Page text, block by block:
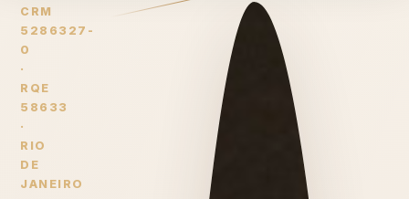
CRM
5286327-
0
·
RQE
58633
·
RIO
DE
JANEIRO